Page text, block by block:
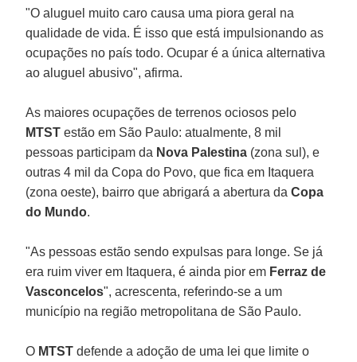
"O aluguel muito caro causa uma piora geral na
qualidade de vida. É isso que está impulsionando as
ocupações no país todo. Ocupar é a única alternativa
ao aluguel abusivo", afirma.
As maiores ocupações de terrenos ociosos pelo
MTST estão em São Paulo: atualmente, 8 mil
pessoas participam da Nova Palestina (zona sul), e
outras 4 mil da Copa do Povo, que fica em Itaquera
(zona oeste), bairro que abrigará a abertura daCopa
do Mundo.
"As pessoas estão sendo expulsas para longe. Se já
era ruim viver em Itaquera, é ainda pior em Ferraz de
Vasconcelos", acrescenta, referindo-se a um
município na região metropolitana de São Paulo.
O MTST defende a adoção de uma lei que limite o